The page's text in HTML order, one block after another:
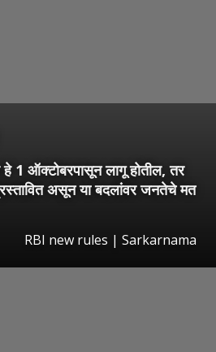
1 ऑक्टोबरपासून लागू होतील, तर
असून या बदलांवर जनतेचे मत
RBI new rules | Sarkarnama